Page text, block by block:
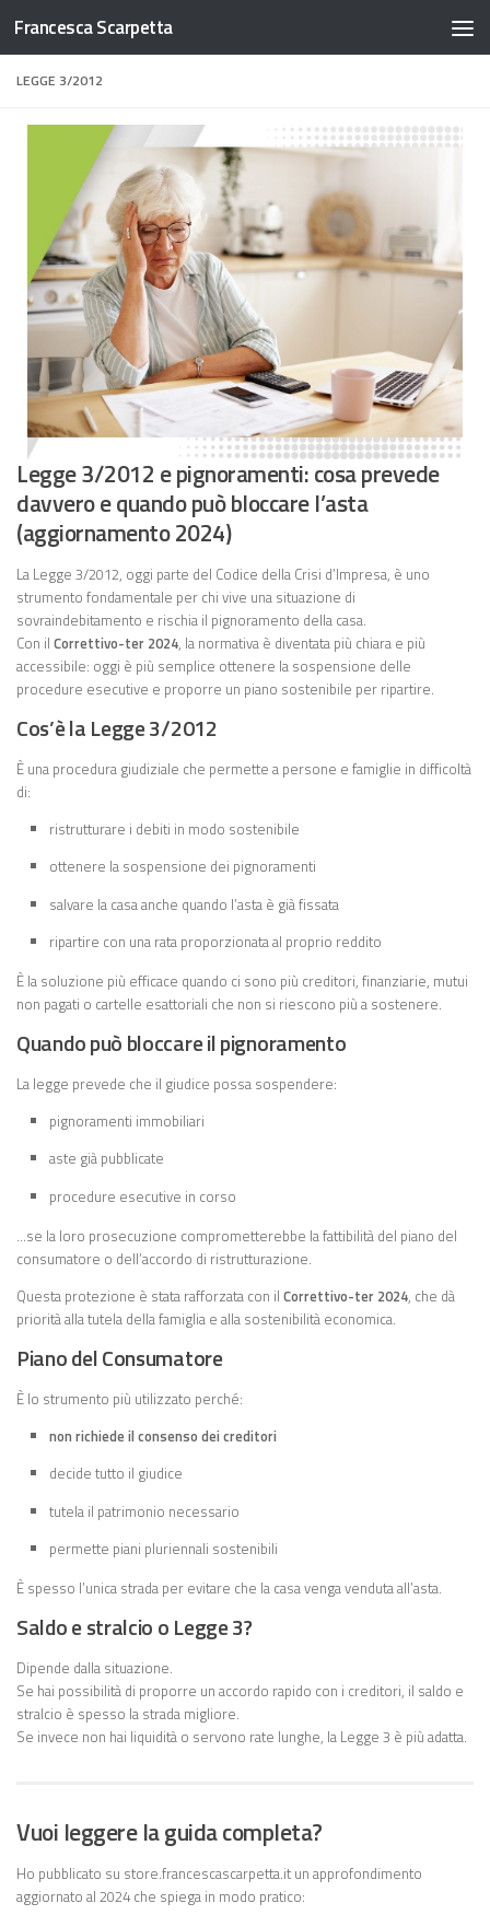
Salta al contenuto
Francesca Scarpetta
LEGGE 3/2012
Legge 3/2012 e pignoramenti: cosa prevede
davvero e quando può bloccare l’asta
(aggiornamento 2024)
La Legge 3/2012, oggi parte del Codice della Crisi d’Impresa, è uno
strumento fondamentale per chi vive una situazione di
sovraindebitamento e rischia il pignoramento della casa.
Con il Correttivo-ter 2024, la normativa è diventata più chiara e più
accessibile: oggi è più semplice ottenere la sospensione delle
procedure esecutive e proporre un piano sostenibile per ripartire.
Cos’è la Legge 3/2012
È una procedura giudiziale che permette a persone e famiglie in difficoltà
di:
ristrutturare i debiti in modo sostenibile
ottenere la sospensione dei pignoramenti
salvare la casa anche quando l’asta è già fissata
ripartire con una rata proporzionata al proprio reddito
È la soluzione più efficace quando ci sono più creditori, finanziarie, mutui
non pagati o cartelle esattoriali che non si riescono più a sostenere.
Quando può bloccare il pignoramento
La legge prevede che il giudice possa sospendere:
pignoramenti immobiliari
aste già pubblicate
procedure esecutive in corso
…se la loro prosecuzione comprometterebbe la fattibilità del piano del
consumatore o dell’accordo di ristrutturazione.
Questa protezione è stata rafforzata con il Correttivo-ter 2024, che dà
priorità alla tutela della famiglia e alla sostenibilità economica.
Piano del Consumatore
È lo strumento più utilizzato perché:
non richiede il consenso dei creditori
decide tutto il giudice
tutela il patrimonio necessario
permette piani pluriennali sostenibili
È spesso l’unica strada per evitare che la casa venga venduta all’asta.
Saldo e stralcio o Legge 3?
Dipende dalla situazione.
Se hai possibilità di proporre un accordo rapido con i creditori, il saldo e
stralcio è spesso la strada migliore.
Se invece non hai liquidità o servono rate lunghe, la Legge 3 è più adatta.
Vuoi leggere la guida completa?
Ho pubblicato su store.francescascarpetta.it un approfondimento
aggiornato al 2024 che spiega in modo pratico: